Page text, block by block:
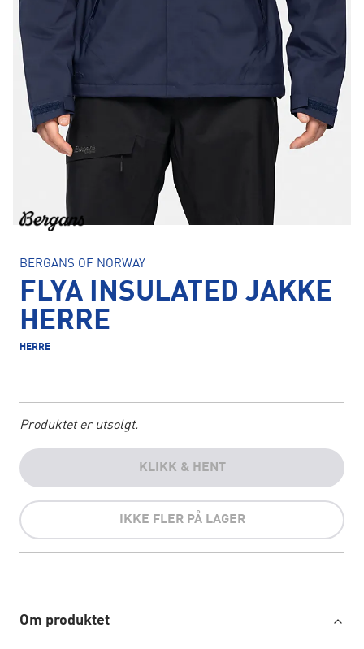
BERGANS OF NORWAY
FLYA INSULATED JAKKE
HERRE
HERRE
Produktet er utsolgt.
KLIKK & HENT
IKKE FLER PÅ LAGER
Om produktet